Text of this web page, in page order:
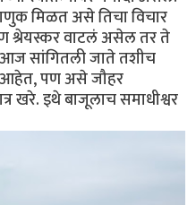
मिळत असे तिचा विचार
श्रेयस्कर वाटलं असेल तर ते
आज सांगितली जाते तशीच
आहेत, पण असे जौहर
खरे. इथे बाजूलाच समाधीश्वर